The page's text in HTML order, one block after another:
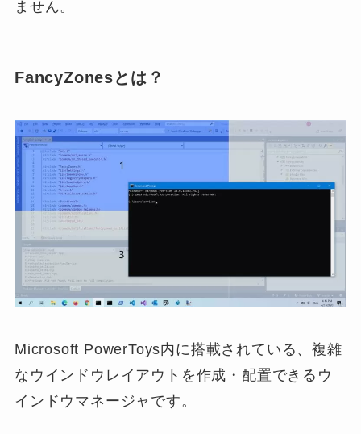
ません。
FancyZonesとは？
Microsoft PowerToys内に搭載されている、複雑
なウインドウレイアウトを作成・配置できるウ
インドウマネージャです。